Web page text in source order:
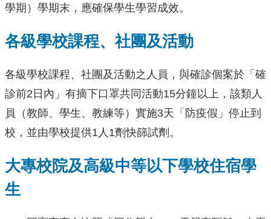
學期）學期末，應確保學生學習成效。
各級學校課程、社團及活動
各級學校課程、社團及活動之人員，與確診個案於「確
診前2日內」有摘下口罩共同活動15分鐘以上，該類人
員（教師、學生、教練等）實施3天「防疫假」停止到
校，並由學校提供1人1劑快篩試劑。
大專校院及高級中等以下學校住宿學
生